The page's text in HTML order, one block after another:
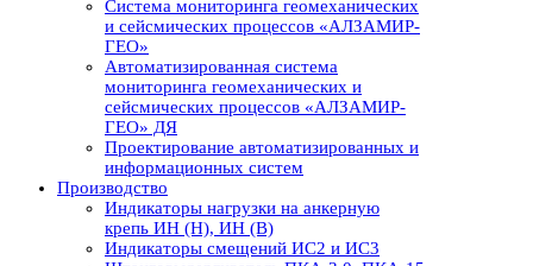
Система мониторинга геомеханических
и сейсмических процессов «АЛЗАМИР-
ГЕО»
Автоматизированная система
мониторинга геомеханических и
сейсмических процессов «АЛЗАМИР-
ГЕО» ДЯ
Проектирование автоматизированных и
информационных систем
Производство
Индикаторы нагрузки на анкерную
крепь ИН (Н), ИН (В)
Индикаторы смещений ИС2 и ИС3